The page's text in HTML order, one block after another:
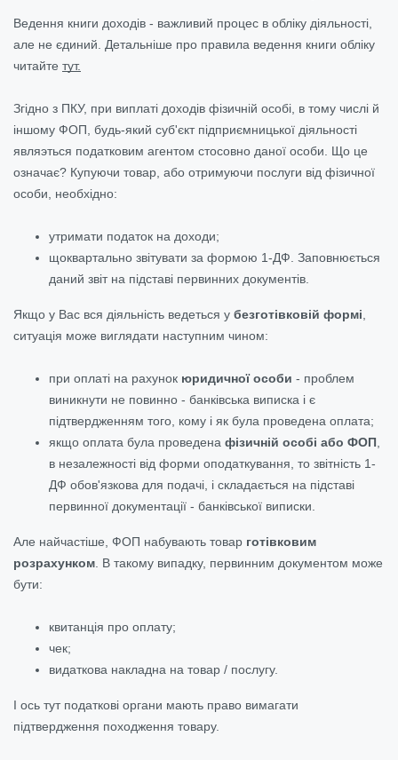
Ведення книги доходів - важливий процес в обліку діяльності,
але не єдиний. Детальніше про правила ведення книги обліку
читайте тут.
Згідно з ПКУ, при виплаті доходів фізичній особі, в тому числі й
іншому ФОП, будь-який суб'єкт підприємницької діяльності
являэться податковим агентом стосовно даної особи. Що це
означає? Купуючи товар, або отримуючи послуги від фізичної
особи, необхідно:
утримати податок на доходи;
щоквартально звітувати за формою 1-ДФ. Заповнюється
даний звіт на підставі первинних документів.
Якщо у Вас вся діяльність ведеться у безготівковій формі
ситуація може виглядати наступним чином:
при оплаті на рахунок юридичної особи - проблем
виникнути не повинно - банківська виписка і є
підтвердженням того, кому і як була проведена оплата;
якщо оплата була проведена фізичній особі або ФОП
в незалежності від форми оподаткування, то звітність 1-
ДФ обов'язкова для подачі, і складається на підставі
первинної документації - банківської виписки.
Але найчастіше, ФОП набувають товар готівковим
розрахунком . В такому випадку, первинним документом може
бути:
квитанція про оплату;
чек;
видаткова накладна на товар / послугу.
І ось тут податкові органи мають право вимагати
підтвердження походження товару.